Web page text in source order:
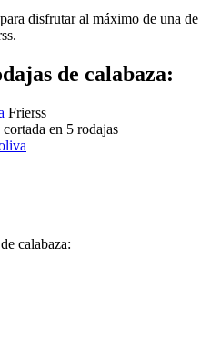
disfrutar al máximo de una de
de calabaza:
Frierss
en 5 rodajas
calabaza: